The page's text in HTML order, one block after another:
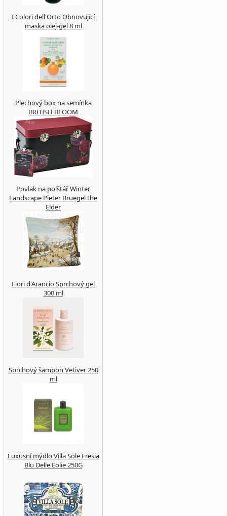
I Colori dell'Orto Obnovující
maska ​​olej-gel 8 ml
Plechový box na semínka
BRITISH BLOOM
Povlak na polštář Winter
Landscape Pieter Bruegel the
Elder
Fiori d'Arancio Sprchový gel
300 ml
Sprchový šampon Vetiver 250
ml
Luxusní mýdlo Villa Sole Fresia
Blu Delle Eolie 250G